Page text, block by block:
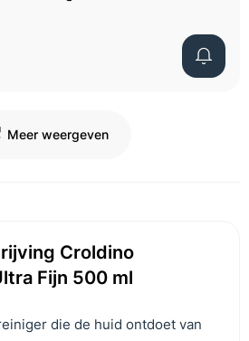
Meer weergeven
Croldino
Fijn 500 ml
die de huid ontdoet van